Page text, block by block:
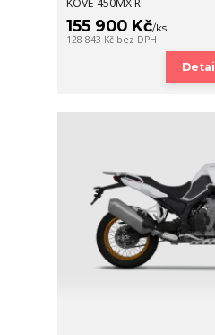
KOVE 450MX R
155 900 Kč/ks
128 843 Kč bez DPH
Detail